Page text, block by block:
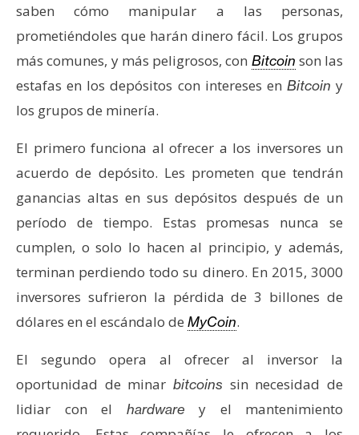
saben cómo manipular a las personas,
prometiéndoles que harán dinero fácil. Los grupos
más comunes, y más peligrosos, con Bitcoin son las
estafas en los depósitos con intereses en Bitcoin y
los grupos de minería.
El primero funciona al ofrecer a los inversores un
acuerdo de depósito. Les prometen que tendrán
ganancias altas en sus depósitos después de un
período de tiempo. Estas promesas nunca se
cumplen, o solo lo hacen al principio, y además,
terminan perdiendo todo su dinero. En 2015, 3000
inversores sufrieron la pérdida de 3 billones de
dólares en el escándalo de MyCoin.
El segundo opera al ofrecer al inversor la
oportunidad de minar bitcoins sin necesidad de
lidiar con el hardware y el mantenimiento